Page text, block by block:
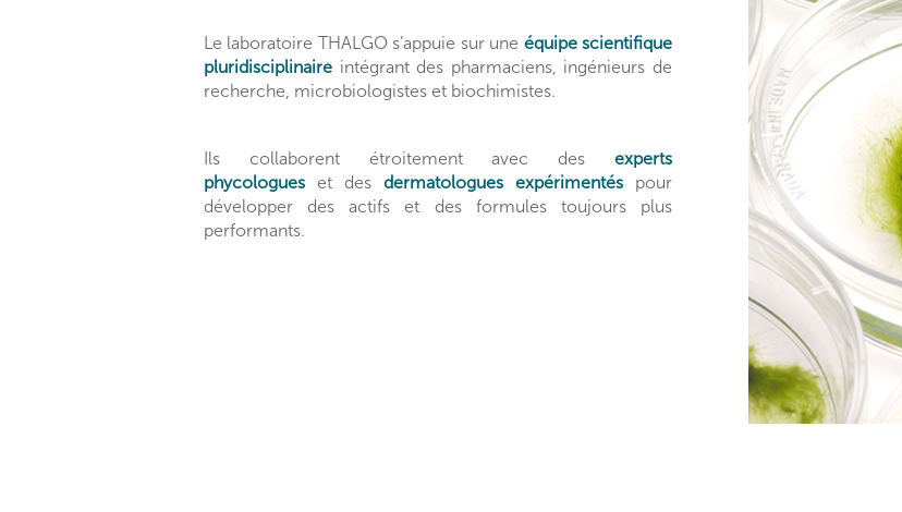
Le laboratoire THALGO s’appuie sur une équipe scientifique
pluridisciplinaire intégrant des pharmaciens, ingénieurs de
recherche, microbiologistes et biochimistes.
Ils collaborent étroitement avec des experts
phycologues et des dermatologues expérimentés pour
développer des actifs et des formules toujours plus
performants.